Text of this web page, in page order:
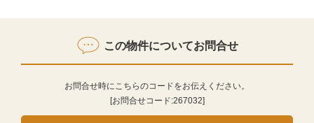
この物件についてお問合せ
お問合せ時にこちらのコードをお伝えください。
[お問合せコード:267032]